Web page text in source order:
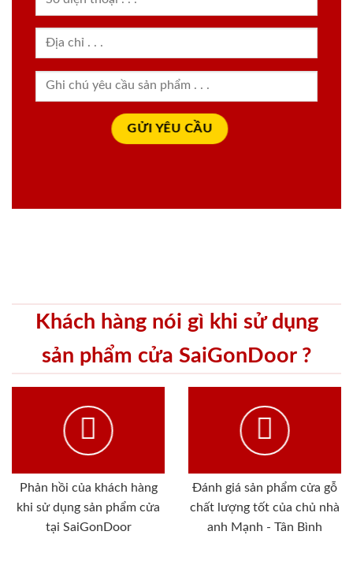
Khách hàng nói gì khi sử dụng
sản phẩm cửa SaiGonDoor ?
Phản hồi của khách hàng
khi sử dụng sản phẩm cửa
tại SaiGonDoor
Đánh giá sản phẩm cửa gỗ
chất lượng tốt của chủ nhà
anh Mạnh - Tân Bình